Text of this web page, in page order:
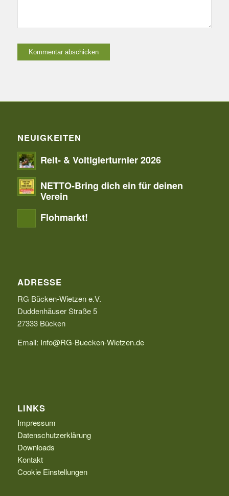
NEUIGKEITEN
Reit- & Voltigierturnier 2026
NETTO-Bring dich ein für deinen
Verein
Flohmarkt!
ADRESSE
RG Bücken-Wietzen e.V.
Duddenhäuser Straße 5
27333 Bücken
Email: Info@RG-Buecken-Wietzen.de
LINKS
Impressum
Datenschutzerklärung
Downloads
Kontakt
Cookie Einstellungen